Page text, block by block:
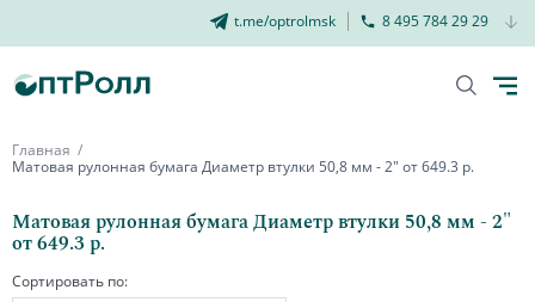
t.me/optrolmsk 8 495 784 29 29
Главная
Матовая рулонная бумага Диаметр втулки 50,8 мм - 2" от 649.3 р.
Матовая рулонная бумага Диаметр втулки 50,8 мм - 2"
от 649.3 р.
Сортировать по: